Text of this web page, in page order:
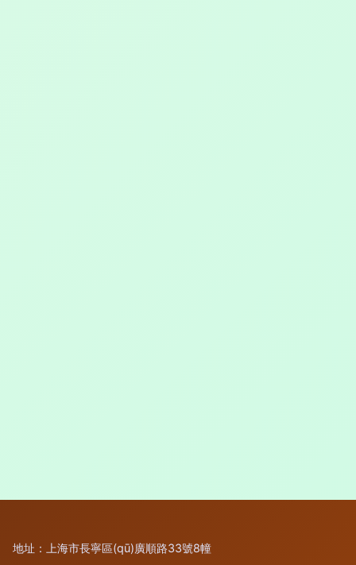
地址：上海市長寧區(qū)廣順路33號8幢